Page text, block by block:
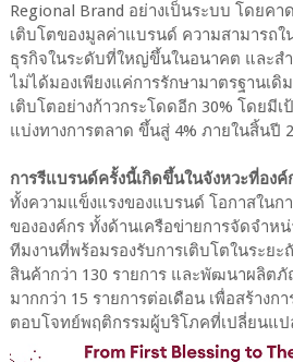
Regional Brand อย่างเป็นระบบ โดยค
เติบโตของมูลค่าแบรนด์ ความสามารถใ
ธุรกิจในระดับที่ใหญ่ขึ้นในอนาคต และส
ไม่ได้มองเพียงแค่การรักษามาตรฐานเดิ
เติบโตอย่างก้าวกระโดดอีก 30% โดยมี
แบ่งทางการตลาด ขึ้นสู่ 4% ภายในสิ้นปี
การรีแบรนด์ครั้งนี้เกิดขึ้นในจังหวะที่อง
ทั้งความแข็งแรงของแบรนด์ โอกาสใน
ขององค์กร ทั้งด้านเครือข่ายการจัดจำห
ทีมงานที่พร้อมรองรับการเติบโตในระย
สินค้ากว่า 130 รายการ และพัฒนาผลิต
มากกว่า 15 รายการต่อเดือน เพื่อสร้างก
ตอบโจทย์พฤติกรรมผู้บริโภคที่เปลี่ยนแป